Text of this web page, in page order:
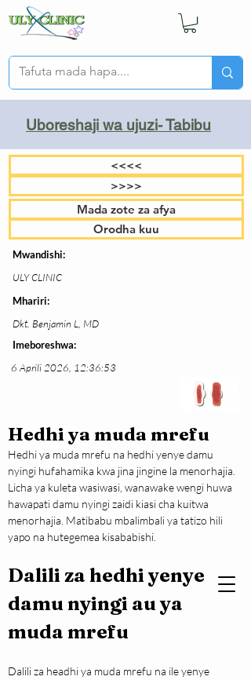
Uboreshaji wa ujuzi- Tabibu
<<<<
>>>>
Mada zote za afya
Orodha kuu
Mwandishi:
ULY CLINIC
Mhariri:
Dkt. Benjamin L, MD
Imeboreshwa:
6 Aprili 2026, 12:36:53
Hedhi ya muda mrefu
Hedhi ya muda mrefu na hedhi yenye damu
nyingi hufahamika kwa jina jingine la menorhajia.
Licha ya kuleta wasiwasi, wanawake wengi huwa
hawapati damu nyingi zaidi kiasi cha kuitwa
menorhajia. Matibabu mbalimbali ya tatizo hili
yapo na hutegemea kisababishi.
Dalili za hedhi yenye
damu nyingi au ya
muda mrefu
Dalili za headhi ya muda mrefu na ile yenye